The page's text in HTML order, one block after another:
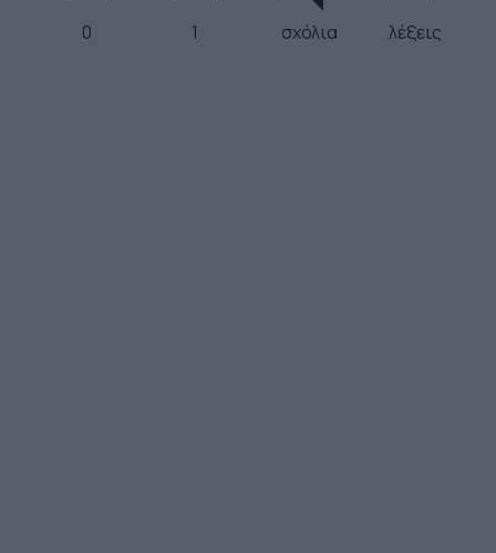
0 1 σχόλια λέξεις